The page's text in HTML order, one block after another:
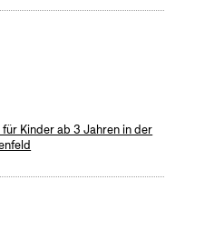
Kinder ab 3 Jahren in der